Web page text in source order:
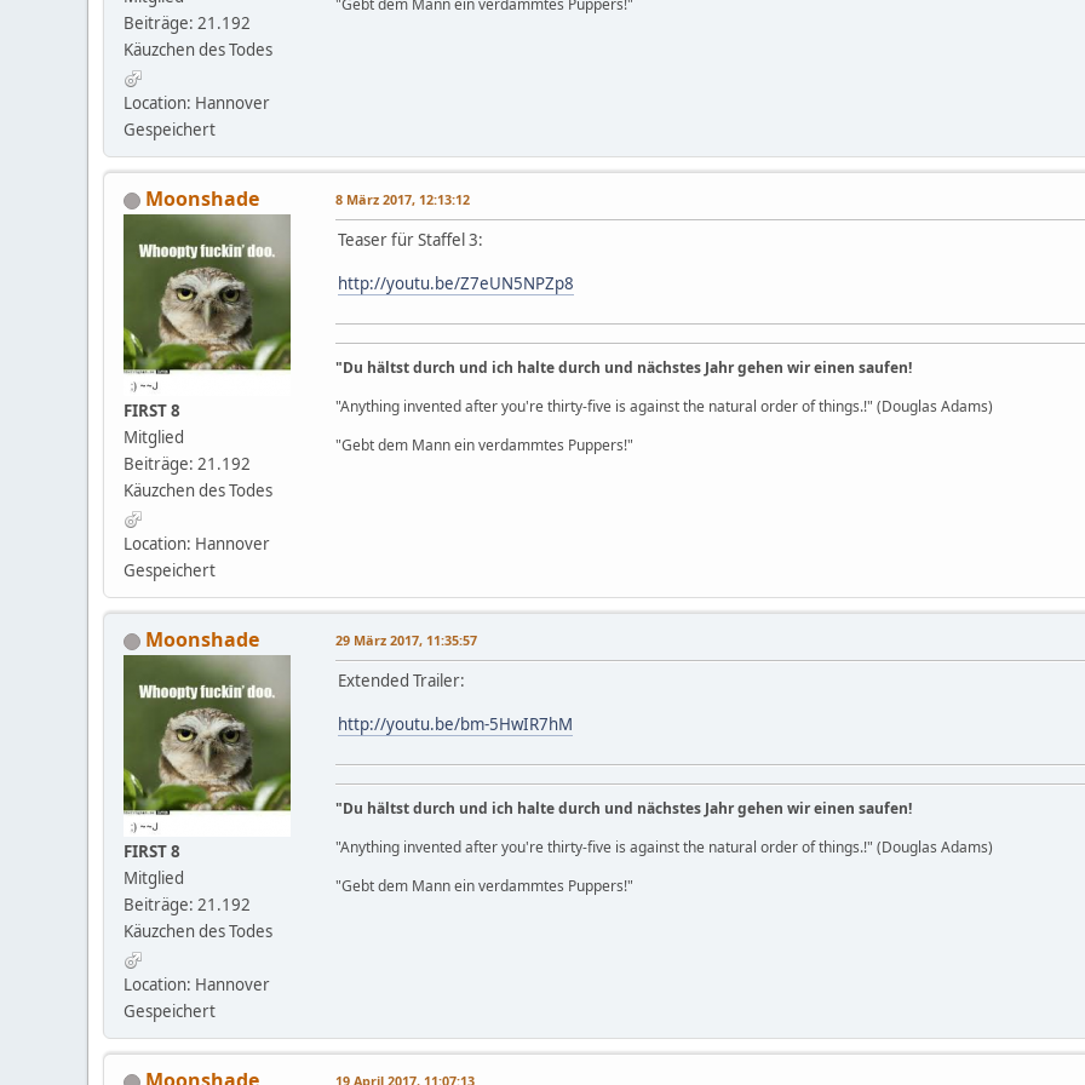
Beiträge: 21.192
Käuzchen des Todes
Location: Hannover
Gespeichert
"Gebt dem Mann ein verdammtes Puppers!"
Moonshade
FIRST 8
Mitglied
Beiträge: 21.192
Käuzchen des Todes
Location: Hannover
Gespeichert
8 März 2017, 12:13:12
Teaser für Staffel 3:
http://youtu.be/Z7eUN5NPZp8
"Du hältst durch und ich halte durch und nächstes Jahr gehen wir einen saufen!
"Anything invented after you're thirty-five is against the natural order of things.!" (Douglas Adams)
"Gebt dem Mann ein verdammtes Puppers!"
Moonshade
FIRST 8
Mitglied
Beiträge: 21.192
Käuzchen des Todes
Location: Hannover
Gespeichert
29 März 2017, 11:35:57
Extended Trailer:
http://youtu.be/bm-5HwIR7hM
"Du hältst durch und ich halte durch und nächstes Jahr gehen wir einen saufen!
"Anything invented after you're thirty-five is against the natural order of things.!" (Douglas Adams)
"Gebt dem Mann ein verdammtes Puppers!"
19 April 2017, 11:07:13